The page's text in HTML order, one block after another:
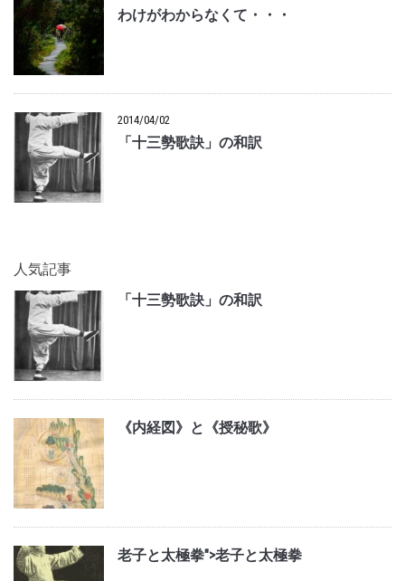
わけがわからなくて・・・
2014/04/02
「十三勢歌訣」の和訳
人気記事
「十三勢歌訣」の和訳
《内経図》と《授秘歌》
老子と太極拳">老子と太極拳